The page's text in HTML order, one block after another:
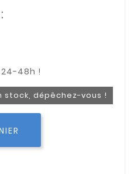
stock, dépêchez-vous !